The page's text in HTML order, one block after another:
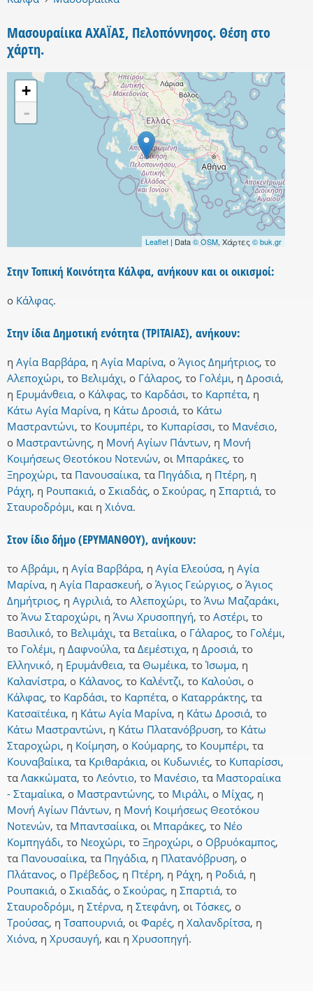
Μασουραίικα ΑΧΑΪΑΣ, Πελοπόννησος. Θέση στο
χάρτη.
+
-
Leaflet | Data© OSM, Χάρτες © buk.gr
Στην Τοπική Κοινότητα Κάλφα, ανήκουν και οι οικισμοί:
ο Κάλφας.
Στην ίδια Δημοτική ενότητα (ΤΡΙΤΑΙΑΣ), ανήκουν:
η Αγία Βαρβάρα, η Αγία Μαρίνα, ο Άγιος Δημήτριος, το
Αλεποχώρι, το Βελιμάχι, ο Γάλαρος, το Γολέμι, η Δροσιά,
η Ερυμάνθεια, ο Κάλφας, το Καρδάσι, το Καρπέτα, η
Κάτω Αγία Μαρίνα, η Κάτω Δροσιά, το Κάτω
Μαστραντώνι, το Κουμπέρι, το Κυπαρίσσι, το Μανέσιο,
ο Μαστραντώνης, η Μονή Αγίων Πάντων, η Μονή
Κοιμήσεως Θεοτόκου Νοτενών, οι Μπαράκες, το
Ξηροχώρι, τα Πανουσαίικα, τα Πηγάδια, η Πτέρη, η
Ράχη, η Ρουπακιά, ο Σκιαδάς, ο Σκούρας, η Σπαρτιά, το
Σταυροδρόμι, και η Χιόνα.
Στον ίδιο δήμο (ΕΡΥΜΑΝΘΟΥ), ανήκουν:
το Αβράμι, η Αγία Βαρβάρα, η Αγία Ελεούσα, η Αγία
Μαρίνα, η Αγία Παρασκευή, ο Άγιος Γεώργιος, ο Άγιος
Δημήτριος, η Αγριλιά, το Αλεποχώρι, το Άνω Μαζαράκι,
το Άνω Σταροχώρι, η Άνω Χρυσοπηγή, το Αστέρι, το
Βασιλικό, το Βελιμάχι, τα Βεταίικα, ο Γάλαρος, το Γολέμι,
το Γολέμι, η Δαφνούλα, τα Δεμέστιχα, η Δροσιά, το
Ελληνικό, η Ερυμάνθεια, τα Θωμέικα, το Ίσωμα, η
Καλανίστρα, ο Κάλανος, το Καλέντζι, το Καλούσι, ο
Κάλφας, το Καρδάσι, το Καρπέτα, ο Καταρράκτης, τα
Κατσαϊτέικα, η Κάτω Αγία Μαρίνα, η Κάτω Δροσιά, το
Κάτω Μαστραντώνι, η Κάτω Πλατανόβρυση, το Κάτω
Σταροχώρι, η Κοίμηση, ο Κούμαρης, το Κουμπέρι, τα
Κουναβαίικα, τα Κριθαράκια, οι Κυδωνιές, το Κυπαρίσσι,
τα Λακκώματα, το Λεόντιο, το Μανέσιο, τα Μαστοραίικα
- Σταμαίικα, ο Μαστραντώνης, το Μιράλι, ο Μίχας, η
Μονή Αγίων Πάντων, η Μονή Κοιμήσεως Θεοτόκου
Νοτενών, τα Μπαντσαίικα, οι Μπαράκες, το Νέο
Κομπηγάδι, το Νεοχώρι, το Ξηροχώρι, ο Οβρυόκαμπος,
τα Πανουσαίικα, τα Πηγάδια, η Πλατανόβρυση, ο
Πλάτανος, ο Πρέβεδος, η Πτέρη, η Ράχη, η Ροδιά, η
Ρουπακιά, ο Σκιαδάς, ο Σκούρας, η Σπαρτιά, το
Σταυροδρόμι, η Στέρνα, η Στεφάνη, οι Τόσκες, ο
Τρούσας, η Τσαπουρνιά, οι Φαρές, η Χαλανδρίτσα, η
Χιόνα, η Χρυσαυγή, και η Χρυσοπηγή.